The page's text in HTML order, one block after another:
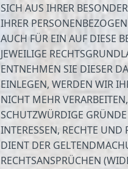
SICH AUS IHRER
IHRER
AUCH FÜR EIN AUF DIESE
JEWEILIGE
ENTNEHMEN SIE DIESER
EINLEGEN, WERDEN WIR
NICHT MEHR
SCHUTZWÜRDIGE
INTERESSEN, RECHTE
DIENT DER
RECHTSANSPRÜCHEN